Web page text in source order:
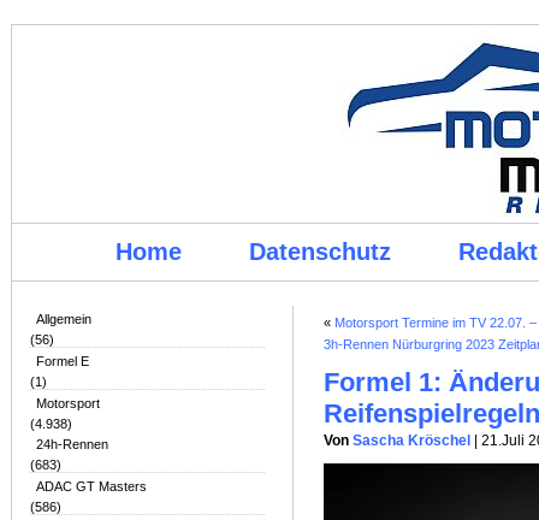
Home Datenschutz
Allgemein
(56)
Formel E
(1)
Motorsport
(4.938)
24h-Rennen
(683)
ADAC GT Masters
(586)
« Motorsport Termine im TV 22.07.
3h-Rennen Nürburgring 2023
Formel 1:
Von Sascha Kröschel | 21.Juli